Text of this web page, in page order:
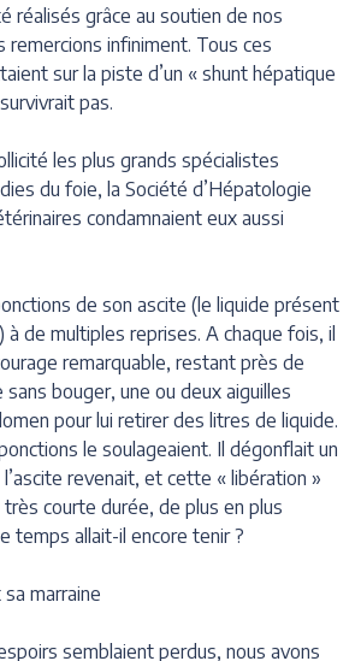
réalisés grâce au soutien de nos
remercions infiniment. Tous ces
sur la piste d’un « shunt hépatique
pas.
les plus grands spécialistes
du foie, la Société d’Hépatologie
condamnaient eux aussi
de son ascite (le liquide présent
à de multiples reprises. A chaque fois, il
remarquable, restant près de
sans bouger, une ou deux aiguilles
pour lui retirer des litres de liquide.
le soulageaient. Il dégonflait un
revenait, et cette « libération »
très courte durée, de plus en plus
temps allait-il encore tenir ?
marraine
semblaient perdus, nous avons